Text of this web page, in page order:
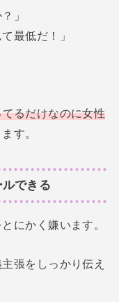
」
最低だ！」
るだけなのに女性
す。
できる
にかく嫌います。
張をしっかり伝え